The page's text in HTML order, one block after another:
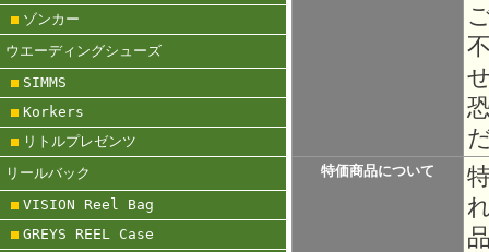
ゾンカー
ウエーディングシューズ
SIMMS
Korkers
リトルプレゼンツ
リールバック
VISION Reel Bag
GREYS REEL Case
特価商品について